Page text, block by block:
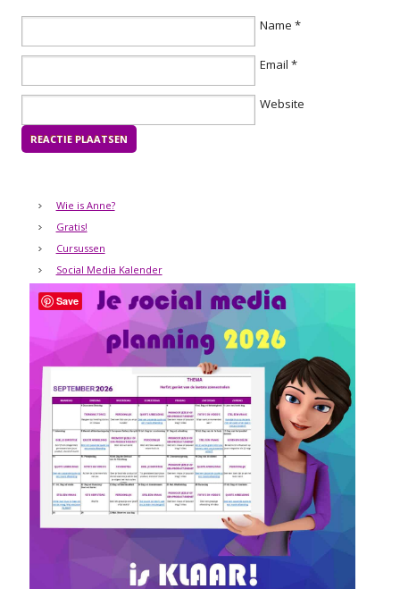
Name *
Email *
Website
Wie is Anne?
Gratis!
Cursussen
Social Media Kalender
Save